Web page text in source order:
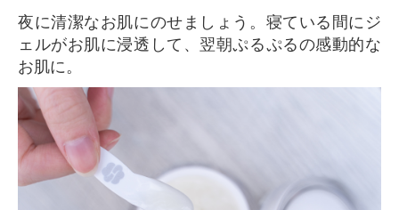
夜に清潔なお肌にのせましょう。寝ている間にジ
ェルがお肌に浸透して、翌朝ぷるぷるの感動的な
お肌に。